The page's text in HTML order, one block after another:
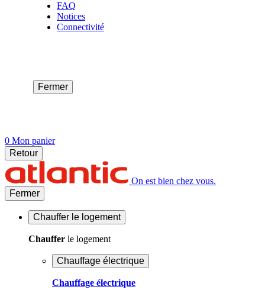
FAQ
Notices
Connectivité
Fermer
0 Mon panier
Retour
On est bien chez vous.
Fermer
Chauffer le logement
Chauffer le logement
Chauffage électrique
Chauffage électrique